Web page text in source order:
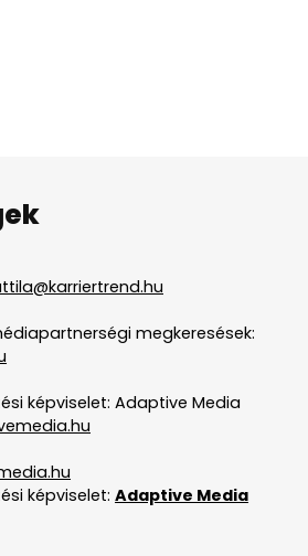
megkeresések:
képviselet: Adaptive Media
képviselet: Adaptive Media